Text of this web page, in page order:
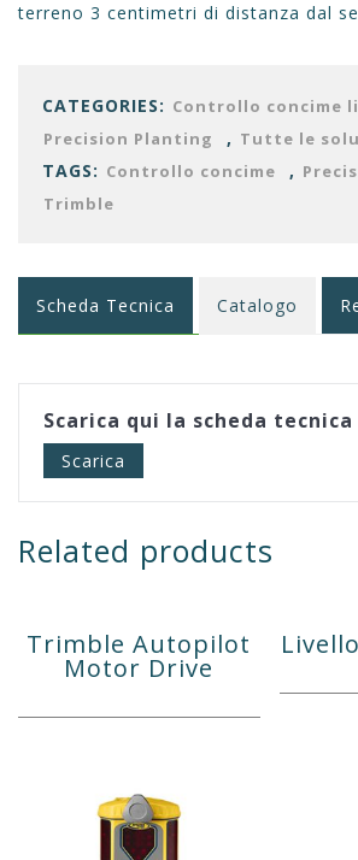
terreno 3 centimetri di distanza dal
CATEGORIES: Controllo concime
Precision Planting , Tutte le
TAGS: Controllo concime ,
Trimble
Scheda Tecnica Catalogo
Scarica qui la scheda tecnica
Scarica
Related products
Trimble Autopilot
Motor Drive